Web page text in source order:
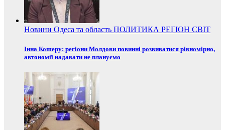
Новини Одеса та область ПОЛИТИКА РЕГІОН СВІТ
Інна Кошеру: регіони Молдови повинні розвиватися рівномірно,
автономії надавати не плануємо